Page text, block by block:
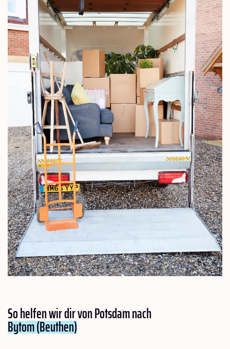
So helfen wir dir von Potsdam nach
Bytom (Beuthen)